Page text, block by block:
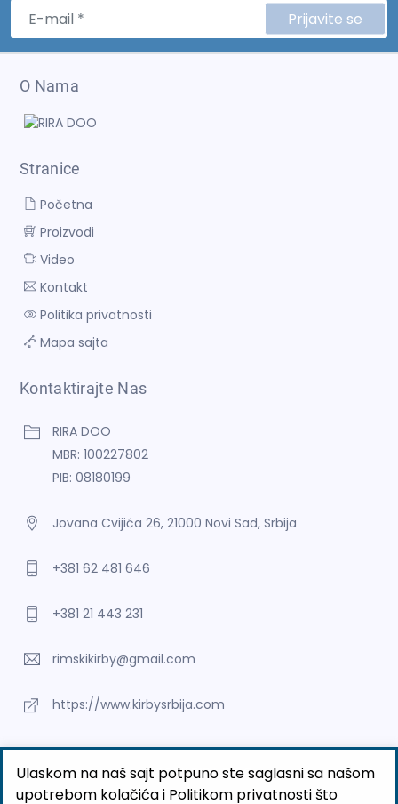
Prijavite se
O Nama
Stranice
Početna
Proizvodi
Video
Kontakt
Politika privatnosti
Mapa sajta
Kontaktirajte Nas
RIRA DOO
MBR: 100227802
PIB: 08180199
Jovana Cvijića 26, 21000 Novi Sad, Srbija
+381 62 481 646
+381 21 443 231
rimskikirby@gmail.com
https://www.kirbysrbija.com
©2026 RIRA DOO
BUTOBU - Izrada web sajta i internet prodavnice, optimizacija
Ulaskom na naš sajt potpuno ste saglasni sa našom
upotrebom kolačića i Politikom privatnosti što